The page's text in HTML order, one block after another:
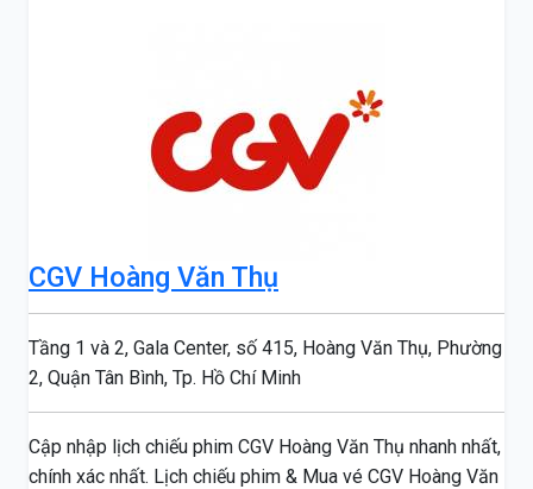
CGV Hoàng Văn Thụ
Tầng 1 và 2, Gala Center, số 415, Hoàng Văn Thụ, Phường
2, Quận Tân Bình, Tp. Hồ Chí Minh
Cập nhập lịch chiếu phim CGV Hoàng Văn Thụ nhanh nhất,
chính xác nhất. Lịch chiếu phim & Mua vé CGV Hoàng Văn